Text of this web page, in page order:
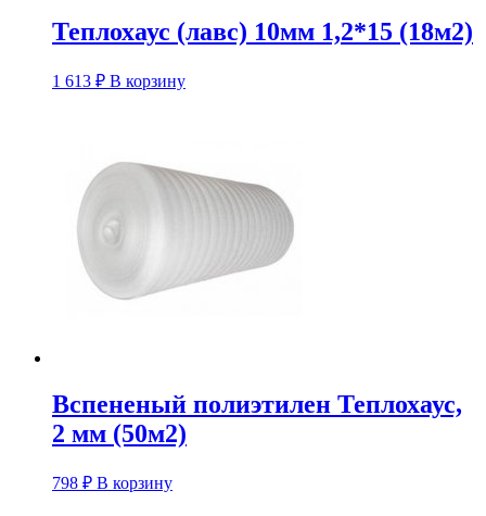
Теплохаус (лавс) 10мм 1,2*15 (18м2)
1 613 ₽ В корзину
Вспененый полиэтилен Теплохаус,
2 мм (50м2)
798 ₽ В корзину